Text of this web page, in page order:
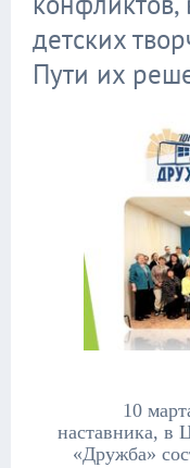
детских
Пути их
10
наставника, в
«Дружба»